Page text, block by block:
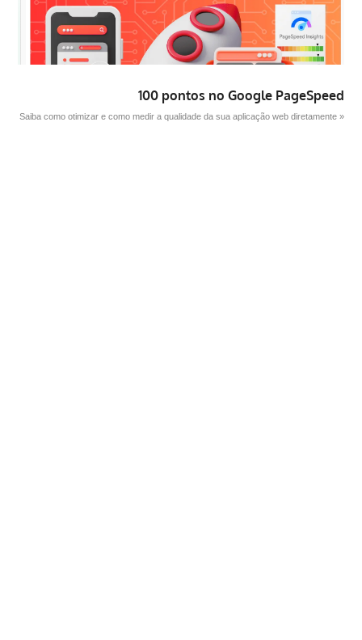
100 pontos no Google PageSpeed
Saiba como otimizar e como medir a qualidade da sua aplicação web diretamente »